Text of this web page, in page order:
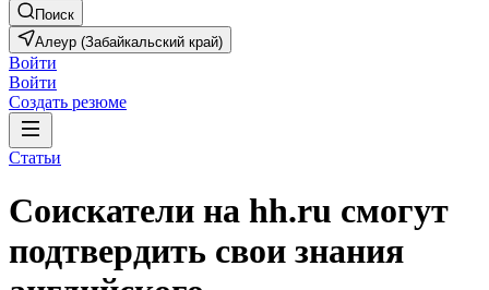
Поиск
Алеур (Забайкальский край)
Войти
Войти
Создать резюме
Статьи
Соискатели на hh.ru смогут
подтвердить свои знания